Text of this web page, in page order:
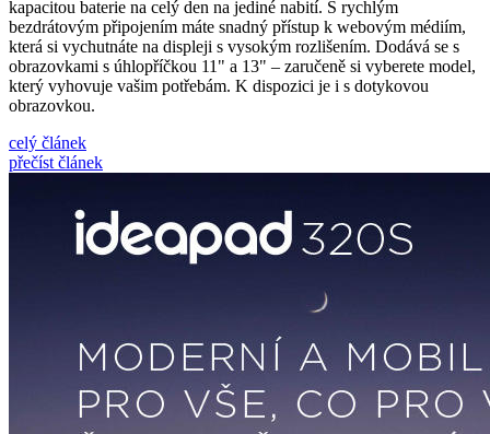
kapacitou baterie na celý den na jediné nabití. S rychlým
bezdrátovým připojením máte snadný přístup k webovým médiím,
která si vychutnáte na displeji s vysokým rozlišením. Dodává se s
obrazovkami s úhlopříčkou 11" a 13" – zaručeně si vyberete model,
který vyhovuje vašim potřebám. K dispozici je i s dotykovou
obrazovkou.
celý článek
přečíst článek